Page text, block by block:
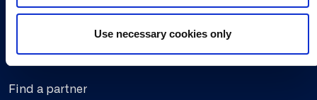
Use necessary cookies only
Find a partner